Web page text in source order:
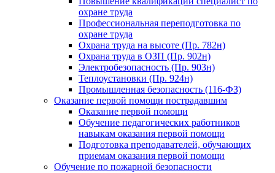
охране труда
Профессиональная переподготовка по
охране труда
Охрана труда на высоте (Пр. 782н)
Охрана труда в ОЗП (Пр. 902н)
Электробезопасность (Пр. 903н)
Теплоустановки (Пр. 924н)
Промышленная безопасность (116-ФЗ)
Оказание первой помощи пострадавшим
Оказание первой помощи
Обучение педагогических работников
навыкам оказания первой помощи
Подготовка преподавателей, обучающих
приемам оказания первой помощи
Обучение по пожарной безопасности